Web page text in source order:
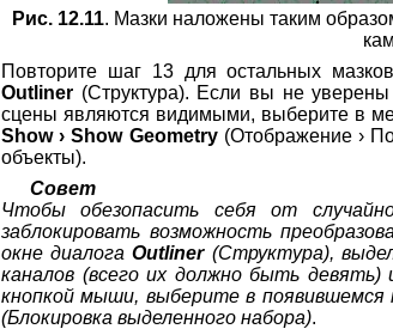
Рис. 12.11. Мазки наложены таким
Повторите шаг 13 для остальных
Outliner (Структура). Если вы не
сцены являются видимыми, выберите в
Show › Show Geometry(Отображение ›
объекты).
Совет
Чтобы обезопасить себя от
заблокировать возможность
окне диалогаOutliner(Структура),
каналов (всего их должно быть
кнопкой мыши, выберите в
(Блокировка выделенного набора).